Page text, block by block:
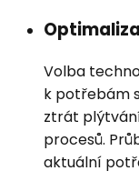
Volba
k potřebám
ztrát
procesů.
aktuální